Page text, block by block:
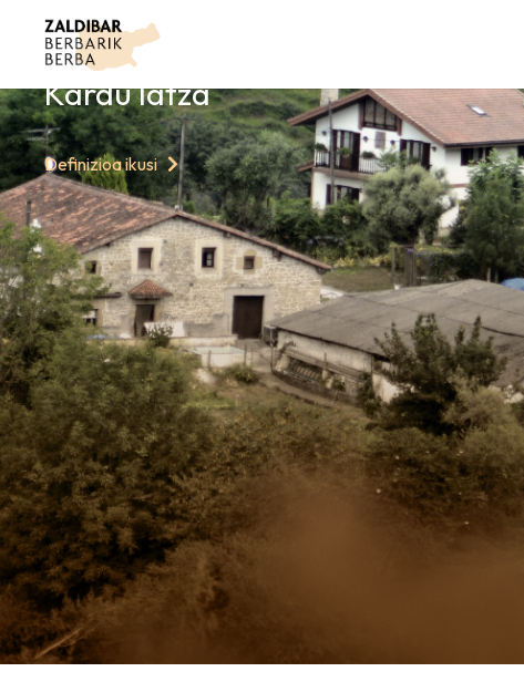
GAURKO HITZAK
Kardu latza
Definizioa ikusi